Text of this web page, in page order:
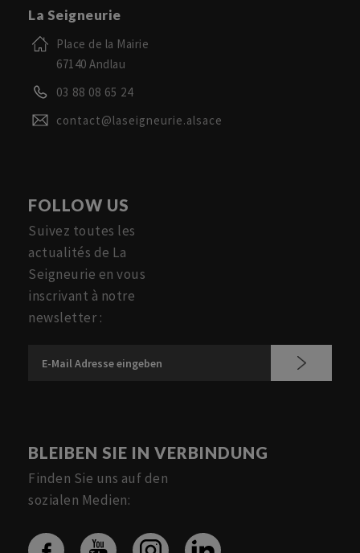
La Seigneurie
Place de la Mairie
67140 Andlau
03 88 08 65 24
contact@laseigneurie.alsace
FOLLOW US
Suivez toutes les
actualités de La
Seigneurie en vous
inscrivant à notre
newsletter :
BLEIBEN SIE IN VERBINDUNG
Finden Sie uns auf den
sozialen Medien: